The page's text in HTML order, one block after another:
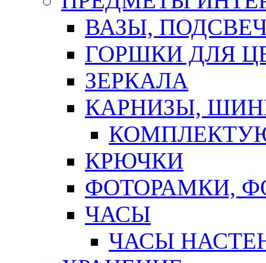
ВАЗЫ,
ГОРШКИ ДЛЯ
ЗЕРКАЛА
КАРНИЗЫ,
КРЮЧКИ
ФОТОРАМКИ,
ЧАСЫ
ЧАСЫ